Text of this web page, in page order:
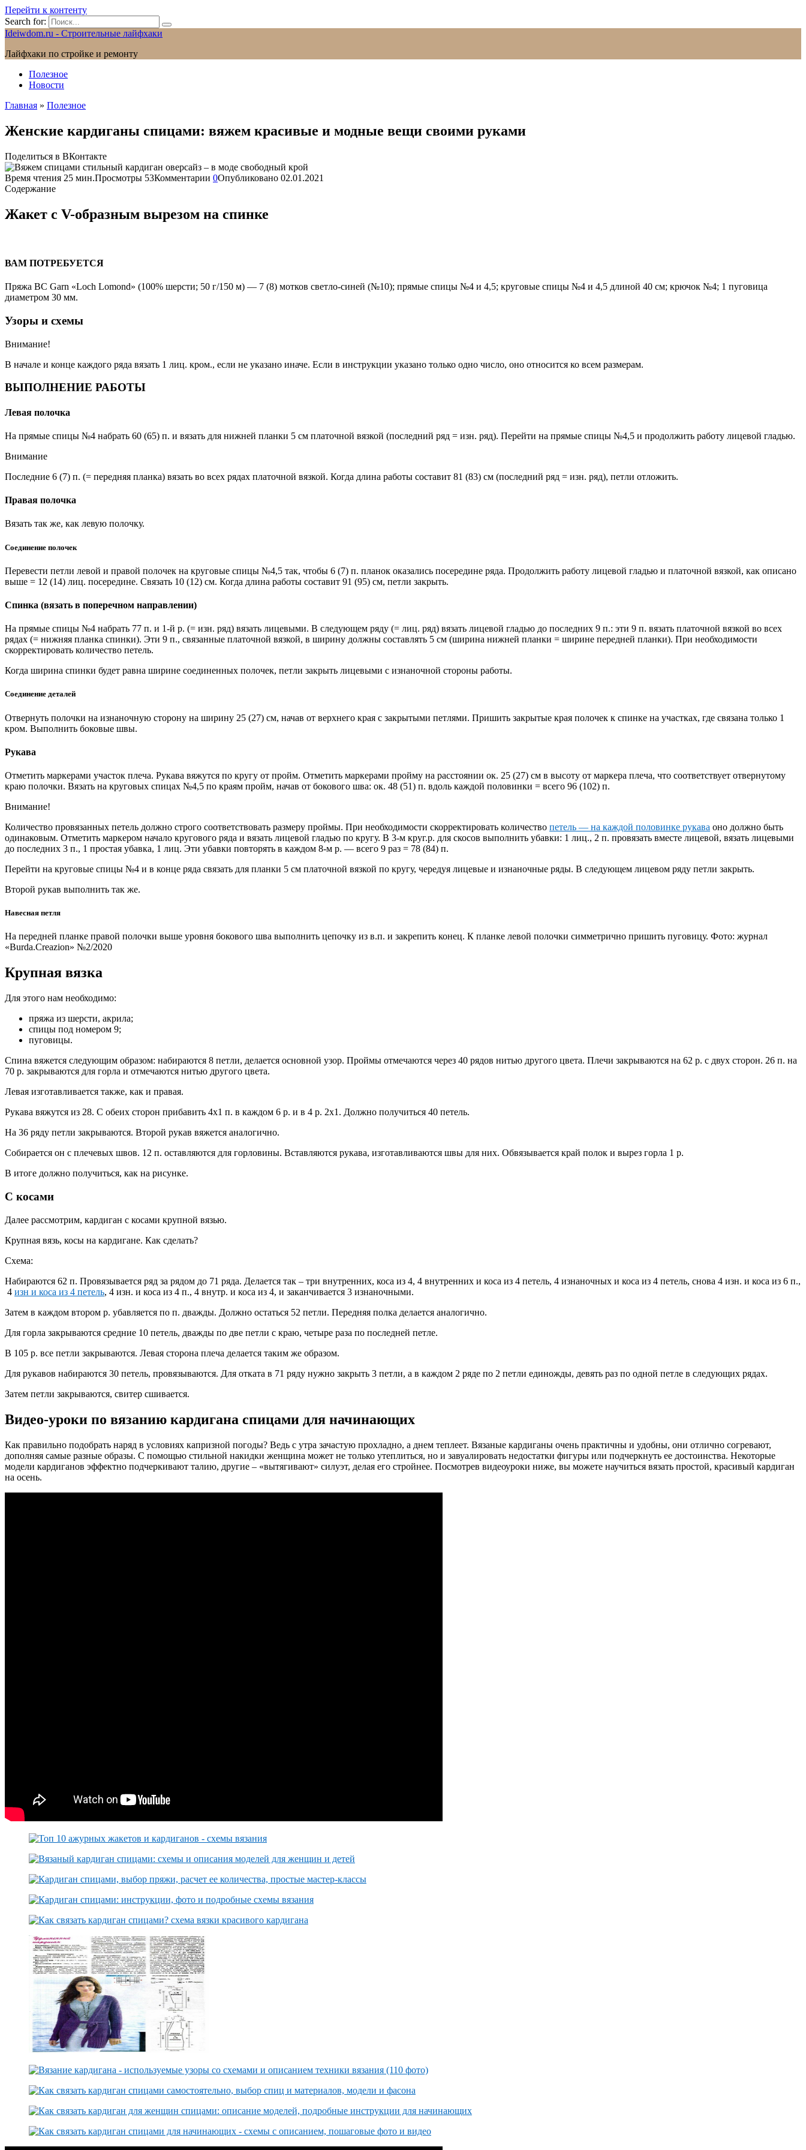
Перейти к контенту
Search for:
Ideiwdom.ru - Строительные лайфхаки
Лайфхаки по стройке и ремонту
Полезное
Новости
Главная » Полезное
Женские кардиганы спицами: вяжем красивые и модные вещи своими руками
Поделиться в ВКонтакте
Время чтения 25 мин.Просмотры 53Комментарии 0Опубликовано 02.01.2021
Содержание
Жакет с V-образным вырезом на спинке
ВАМ ПОТРЕБУЕТСЯ
Пряжа BC Garn «Loch Lomond» (100% шерсти; 50 г/150 м) — 7 (8) мотков светло-синей (№10); прямые спицы №4 и 4,5; круговые спицы №4 и 4,5 длиной 40 см; крючок №4; 1 пуговица
диаметром 30 мм.
Узоры и схемы
Внимание!
В начале и конце каждого ряда вязать 1 лиц. кром., если не указано иначе. Если в инструкции указано только одно число, оно относится ко всем размерам.
ВЫПОЛНЕНИЕ РАБОТЫ
Левая полочка
На прямые спицы №4 набрать 60 (65) п. и вязать для нижней планки 5 см платочной вязкой (последний ряд = изн. ряд). Перейти на прямые спицы №4,5 и продолжить работу лицевой гладью.
Внимание
Последние 6 (7) п. (= передняя планка) вязать во всех рядах платочной вязкой. Когда длина работы составит 81 (83) см (последний ряд = изн. ряд), петли отложить.
Правая полочка
Вязать так же, как левую полочку.
Соединение полочек
Перевести петли левой и правой полочек на круговые спицы №4,5 так, чтобы 6 (7) п. планок оказались посередине ряда. Продолжить работу лицевой гладью и платочной вязкой, как описано
выше = 12 (14) лиц. посередине. Связать 10 (12) см. Когда длина работы составит 91 (95) см, петли закрыть.
Спинка (вязать в поперечном направлении)
На прямые спицы №4 набрать 77 п. и 1-й р. (= изн. ряд) вязать лицевыми. В следующем ряду (= лиц. ряд) вязать лицевой гладью до последних 9 п.: эти 9 п. вязать платочной вязкой во всех
рядах (= нижняя планка спинки). Эти 9 п., связанные платочной вязкой, в ширину должны составлять 5 см (ширина нижней планки = ширине передней планки). При необходимости
скорректировать количество петель.
Когда ширина спинки будет равна ширине соединенных полочек, петли закрыть лицевыми с изнаночной стороны работы.
Соединение деталей
Отвернуть полочки на изнаночную сторону на ширину 25 (27) см, начав от верхнего края с закрытыми петлями. Пришить закрытые края полочек к спинке на участках, где связана только 1
кром. Выполнить боковые швы.
Рукава
Отметить маркерами участок плеча. Рукава вяжутся по кругу от пройм. Отметить маркерами пройму на расстоянии ок. 25 (27) см в высоту от маркера плеча, что соответствует отвернутому
краю полочки. Вязать на круговых спицах №4,5 по краям пройм, начав от бокового шва: ок. 48 (51) п. вдоль каждой половинки = всего 96 (102) п.
Внимание!
Количество провязанных петель должно строго соответствовать размеру проймы. При необходимости скорректировать количество петель — на каждой половинке рукава оно должно быть
одинаковым. Отметить маркером начало кругового ряда и вязать лицевой гладью по кругу. В 3-м круг.р. для скосов выполнить убавки: 1 лиц., 2 п. провязать вместе лицевой, вязать лицевыми
до последних 3 п., 1 простая убавка, 1 лиц. Эти убавки повторять в каждом 8-м р. — всего 9 раз = 78 (84) п.
Перейти на круговые спицы №4 и в конце ряда связать для планки 5 см платочной вязкой по кругу, чередуя лицевые и изнаночные ряды. В следующем лицевом ряду петли закрыть.
Второй рукав выполнить так же.
Навесная петля
На передней планке правой полочки выше уровня бокового шва выполнить цепочку из в.п. и закрепить конец. К планке левой полочки симметрично пришить пуговицу. Фото: журнал
«Burda.Creazion» №2/2020
Крупная вязка
Для этого нам необходимо:
пряжа из шерсти, акрила;
спицы под номером 9;
пуговицы.
Спина вяжется следующим образом: набираются 8 петли, делается основной узор. Проймы отмечаются через 40 рядов нитью другого цвета. Плечи закрываются на 62 р. с двух сторон. 26 п. на
70 р. закрываются для горла и отмечаются нитью другого цвета.
Левая изготавливается также, как и правая.
Рукава вяжутся из 28. С обеих сторон прибавить 4х1 п. в каждом 6 р. и в 4 р. 2х1. Должно получиться 40 петель.
На 36 ряду петли закрываются. Второй рукав вяжется аналогично.
Собирается он с плечевых швов. 12 п. оставляются для горловины. Вставляются рукава, изготавливаются швы для них. Обвязывается край полок и вырез горла 1 р.
В итоге должно получиться, как на рисунке.
C косами
Далее рассмотрим, кардиган с косами крупной вязью.
Крупная вязь, косы на кардигане. Как сделать?
Схема:
Набираются 62 п. Провязывается ряд за рядом до 71 ряда. Делается так – три внутренних, коса из 4, 4 внутренних и коса из 4 петель, 4 изнаночных и коса из 4 петель, снова 4 изн. и коса из 6 п.,
4 изн и коса из 4 петель, 4 изн. и коса из 4 п., 4 внутр. и коса из 4, и заканчивается 3 изнаночными.
Затем в каждом втором р. убавляется по п. дважды. Должно остаться 52 петли. Передняя полка делается аналогично.
Для горла закрываются средние 10 петель, дважды по две петли с краю, четыре раза по последней петле.
В 105 р. все петли закрываются. Левая сторона плеча делается таким же образом.
Для рукавов набираются 30 петель, провязываются. Для отката в 71 ряду нужно закрыть 3 петли, а в каждом 2 ряде по 2 петли единожды, девять раз по одной петле в следующих рядах.
Затем петли закрываются, свитер сшивается.
Видео-уроки по вязанию кардигана спицами для начинающих
Как правильно подобрать наряд в условиях капризной погоды? Ведь с утра зачастую прохладно, а днем теплеет. Вязаные кардиганы очень практичны и удобны, они отлично согревают,
дополняя самые разные образы. С помощью стильной накидки женщина может не только утеплиться, но и завуалировать недостатки фигуры или подчеркнуть ее достоинства. Некоторые
модели кардиганов эффектно подчеркивают талию, другие – «вытягивают» силуэт, делая его стройнее. Посмотрев видеоуроки ниже, вы можете научиться вязать простой, красивый кардиган
на осень.